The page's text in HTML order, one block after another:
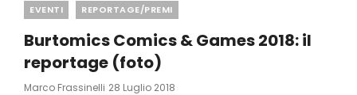
Categories
EVENTI REPORTAGE/PREMI
Burtomics Comics & Games 2018: il
reportage (foto)
Marco Frassinelli Posted
28 Luglio 2018